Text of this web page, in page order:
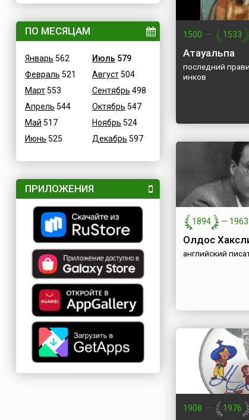
ПО МЕСЯЦАМ
Январь 562
Февраль 521
Март553
Апрель 544
Май 517
Июнь 525
Июль 579
Август504
Сентябрь 498
Октябрь 547
Ноябрь 524
Декабрь 597
ПРИЛОЖЕНИЯ
1500 — 1533
Атауальпа
последний
инков
1894 — 1963
Олдос
английский
1908 — 1976